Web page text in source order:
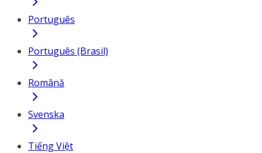
Português
Português (Brasil)
Română
Svenska
Tiếng Việt